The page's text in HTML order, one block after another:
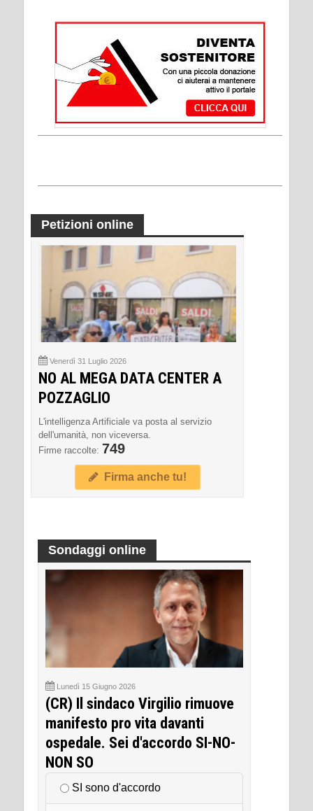
Petizioni online
Venerdì 31 Luglio 2026
NO AL MEGA DATA CENTER A
POZZAGLIO
L'intelligenza Artificiale va posta al servizio
dell'umanità, non viceversa.
Firme raccolte: 749
Firma anche tu!
Sondaggi online
Lunedì 15 Giugno 2026
(CR) Il sindaco Virgilio rimuove
manifesto pro vita davanti
ospedale. Sei d'accordo SI-NO-
NON SO
SI sono d'accordo